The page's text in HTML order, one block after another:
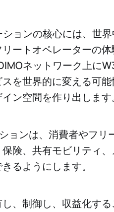
ョンの核心には、世
ートオペレーターの
ネットワーク上に
を世界的に変える可
ン空間を作り出します
ョンは、消費者やフリ
険、共有モビリティ
るようにします。
、制御し、収益化す